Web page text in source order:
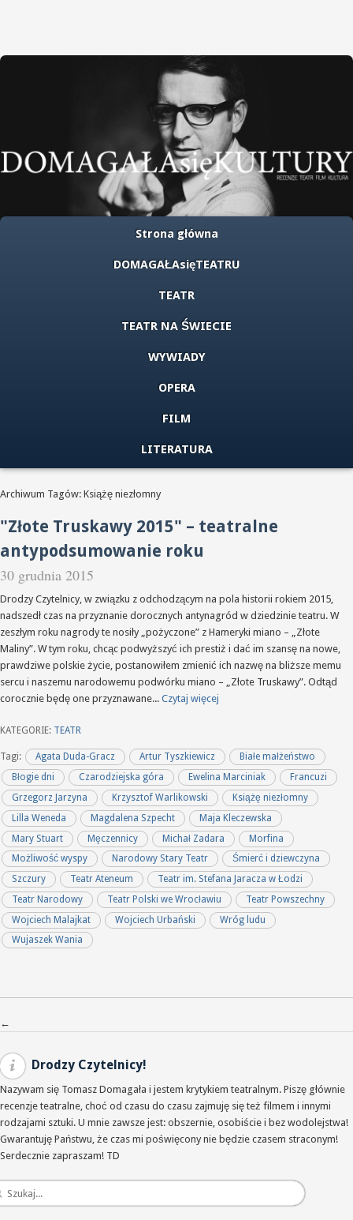
Strona główna
DOMAGAŁAsięTEATRU
TEATR
TEATR NA ŚWIECIE
WYWIADY
OPERA
FILM
LITERATURA
Archiwum Tagów: Książę niezłomny
"Złote Truskawy 2015" – teatralne
antypodsumowanie roku
30 grudnia 2015
Drodzy Czytelnicy, w związku z odchodzącym na pola historii rokiem 2015,
nadszedł czas na przyznanie dorocznych antynagród w dziedzinie teatru. W
zeszłym roku nagrody te nosiły „pożyczone” z Hameryki miano – „Złote
Maliny”. W tym roku, chcąc podwyższyć ich prestiż i dać im szansę na nowe,
prawdziwe polskie życie, postanowiłem zmienić ich nazwę na bliższe memu
sercu i naszemu narodowemu podwórku miano – „Złote Truskawy”. Odtąd
corocznie będę one przyznawane... Czytaj więcej
KATEGORIE: TEATR
Tagi: Agata Duda-Gracz Artur Tyszkiewicz
Białe małżeństwo
Błogie dni
Czarodziejska góra Ewelina Marciniak
Francuzi
Grzegorz Jarzyna
Krzysztof Warlikowski
Książę niezłomny
Lilla Weneda
Magdalena Szpecht
Maja Kleczewska
Mary Stuart
Męczennicy Michał Zadara
Morfina
Możliwość wyspy
Narodowy Stary Teatr
Śmierć i dziewczyna
Szczury
Teatr Ateneum
Teatr im. Stefana Jaracza w Łodzi
Teatr Narodowy
Teatr Polski we Wrocławiu
Teatr Powszechny
Wojciech Malajkat
Wojciech Urbański
Wróg ludu
Wujaszek Wania
Nawigacja po wpisach
←
Drodzy Czytelnicy!
Nazywam się Tomasz Domagała i jestem krytykiem teatralnym. Piszę głównie
recenzje teatralne, choć od czasu do czasu zajmuję się też filmem i innymi
rodzajami sztuki. U mnie zawsze jest: obszernie, osobiście i bez wodolejstwa!
Gwarantuję Państwu, że czas mi poświęcony nie będzie czasem straconym!
Serdecznie zapraszam! TD